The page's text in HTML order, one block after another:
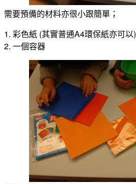
需要預備的材料亦很小跟簡單；
1. 彩色紙 (其實普通A4環保紙亦可以)
2. 一個容器